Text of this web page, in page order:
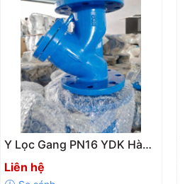
Y Lọc Gang PN16 YDK Hàn
Quốc | DN50 – DN450
Chính Hãng
Liên hệ